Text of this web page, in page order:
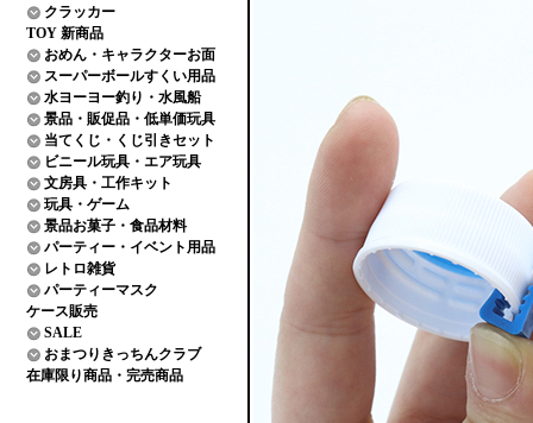
クラッカー
TOY 新商品
おめん・キャラクターお面
スーパーボールすくい用品
水ヨーヨー釣り・水風船
景品・販促品・低単価玩具
当てくじ・くじ引きセット
ビニール玩具・エア玩具
文房具・工作キット
玩具・ゲーム
景品お菓子・食品材料
パーティー・イベント用品
レトロ雑貨
パーティーマスク
ケース販売
SALE
おまつりきっちんクラブ
在庫限り商品・完売商品